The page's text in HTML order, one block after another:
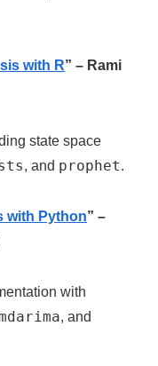
with R” – Rami
state space
, and prophet.
with Python” –
with
, and